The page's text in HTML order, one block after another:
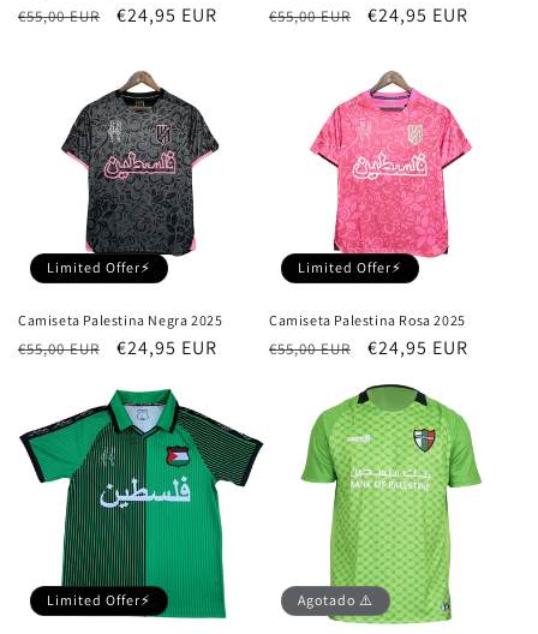
Precio
€55,00 EUR
Precio
oferta
€24,95 EUR
Precio
€55,00 EUR
Precio
oferta
€24,95 EUR
Limited Offer⚡
Camiseta Palestina Negra 2025
Precio
€55,00 EUR
Precio
oferta
€24,95 EUR
Limited Offer⚡
Camiseta Palestina Rosa 2025
Precio
€55,00 EUR
Precio
oferta
€24,95 EUR
Limited Offer⚡ Agotado ⚠️